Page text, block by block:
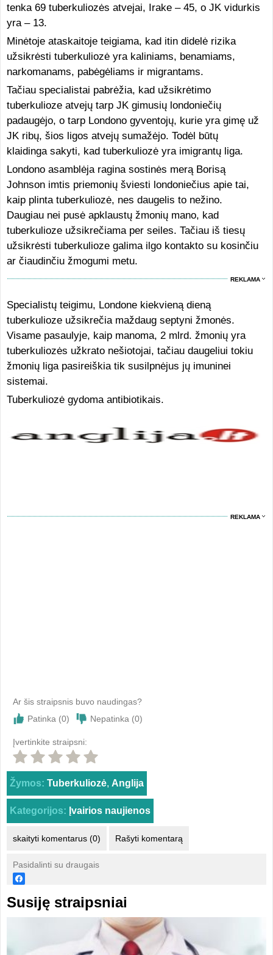
tenka 69 tuberkuliozės atvejai, Irake – 45, o JK vidurkis
yra – 13.
Minėtoje ataskaitoje teigiama, kad itin didelė rizika
užsikrėsti tuberkuliozė yra kaliniams, benamiams,
narkomanams, pabėgėliams ir migrantams.
Tačiau specialistai pabrėžia, kad užsikrėtimo
tuberkulioze atvejų tarp JK gimusių londoniečių
padaugėjo, o tarp Londono gyventojų, kurie yra gimę už
JK ribų, šios ligos atvejų sumažėjo. Todėl būtų
klaidinga sakyti, kad tuberkuliozė yra imigrantų liga.
Londono asamblėja ragina sostinės merą Borisą
Johnson imtis priemonių šviesti londoniečius apie tai,
kaip plinta tuberkuliozė, nes daugelis to nežino.
Daugiau nei pusė apklaustų žmonių mano, kad
tuberkulioze užsikrečiama per seiles. Tačiau iš tiesų
užsikrėsti tuberkulioze galima ilgo kontakto su kosinčiu
ar čiaudinčiu žmogumi metu.
REKLAMA
Specialistų teigimu, Londone kiekvieną dieną
tuberkulioze užsikrečia maždaug septyni žmonės.
Visame pasaulyje, kaip manoma, 2 mlrd. žmonių yra
tuberkuliozės užkrato nešiotojai, tačiau daugeliui tokiu
žmonių liga pasireiškia tik susilpnėjus jų imuninei
sistemai.
Tuberkuliozė gydoma antibiotikais.
REKLAMA
Ar šis straipsnis buvo naudingas?
Patinka (0) Nepatinka (0)
Įvertinkite straipsni:
Žymos: Tuberkuliozė, Anglija
Kategorijos: Įvairios naujienos
skaityti komentarus (0) Rašyti komentarą
Pasidalinti su draugais
Susiję straipsniai